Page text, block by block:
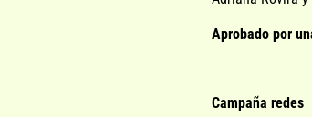
Aprobado por
Campaña redes